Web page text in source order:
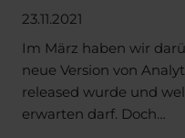
23.11.2021
Im März haben wir
neue Version von
released wurde und
erwarten darf. Doch…